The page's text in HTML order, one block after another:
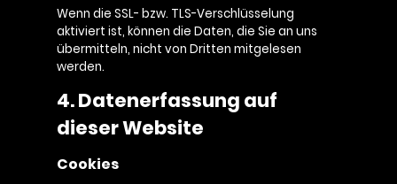
Wenn die SSL- bzw. TLS-Verschlüsselung
aktiviert ist, können die Daten, die Sie an uns
übermitteln, nicht von Dritten mitgelesen
werden.
4. Datenerfassung auf
dieser Website
Cookies